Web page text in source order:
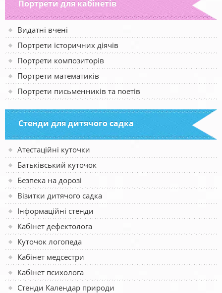
Портрети для кабінетів
Видатні вчені
Портрети історичних діячів
Портрети композиторів
Портрети математиків
Портрети письменників та поетів
Стенди для дитячого садка
Атестаційні куточки
Батьківський куточок
Безпека на дорозі
Візитки дитячого садка
Інформаційні стенди
Кабінет дефектолога
Куточок логопеда
Кабінет медсестри
Кабінет психолога
Стенди Календар природи